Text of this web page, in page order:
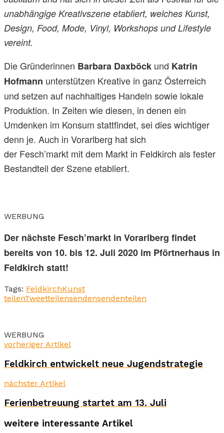
unabhängige Kreativszene etabliert, welches Kunst,
Design, Food, Mode, Vinyl, Workshops und Lifestyle
vereint.
Die Gründerinnen Barbara Daxböck und Katrin
Hofmann unterstützen Kreative in ganz Österreich
und setzen auf nachhaltiges Handeln sowie lokale
Produktion. In Zeiten wie diesen, in denen ein
Umdenken im Konsum stattfindet, sei dies wichtiger
denn je. Auch in Vorarlberg hat sich
der Fesch’markt mit dem Markt in Feldkirch als fester
Bestandteil der Szene etabliert.
WERBUNG
Der nächste Fesch’markt in Vorarlberg findet
bereits von 10. bis 12. Juli 2020 im Pförtnerhaus in
Feldkirch statt!
Tags: FeldkirchKunst
teilenTweetteilensendensendenteilen
WERBUNG
vorheriger Artikel
Feldkirch entwickelt neue Jugendstrategie
nächster Artikel
Ferienbetreuung startet am 13. Juli
weitere interessante Artikel